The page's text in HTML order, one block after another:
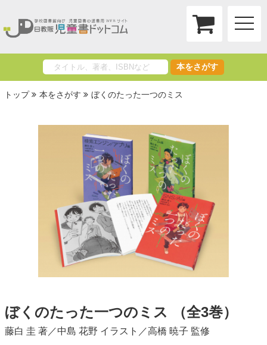
toggle
本をさがす
トップ 本をさがす ぼくのたった一つのミス
ぼくのたった一つのミス （全3巻）
藤白 圭 著／中島 花野 イラスト／高橋 暁子 監修